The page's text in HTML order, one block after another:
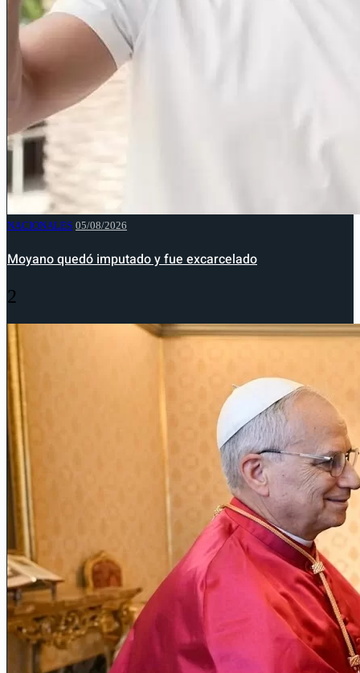
NACIONALES 05/08/2026
Moyano quedó imputado y fue excarcelado
2